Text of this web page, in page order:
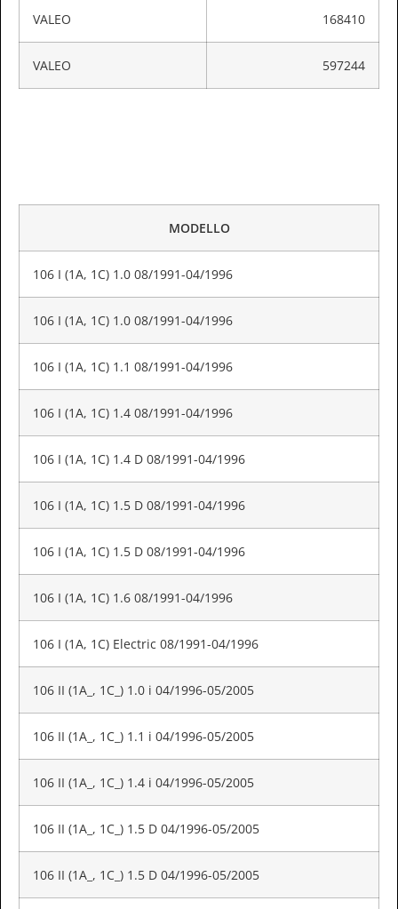
VALEO 168410
VALEO 597244
MODELLO
106 I (1A, 1C) 1.0 08/1991-04/1996
106 I (1A, 1C) 1.0 08/1991-04/1996
106 I (1A, 1C) 1.1 08/1991-04/1996
106 I (1A, 1C) 1.4 08/1991-04/1996
106 I (1A, 1C) 1.4 D 08/1991-04/1996
106 I (1A, 1C) 1.5 D 08/1991-04/1996
106 I (1A, 1C) 1.5 D 08/1991-04/1996
106 I (1A, 1C) 1.6 08/1991-04/1996
106 I (1A, 1C) Electric 08/1991-04/1996
106 II (1A_, 1C_) 1.0 i 04/1996-05/2005
106 II (1A_, 1C_) 1.1 i 04/1996-05/2005
106 II (1A_, 1C_) 1.4 i 04/1996-05/2005
106 II (1A_, 1C_) 1.5 D 04/1996-05/2005
106 II (1A_, 1C_) 1.5 D 04/1996-05/2005